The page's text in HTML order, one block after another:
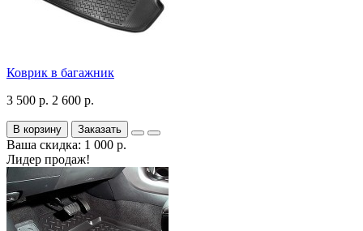
Коврик в багажник
3 500 р. 2 600 р.
В корзину Заказать
Ваша скидка: 1 000 р.
Лидер продаж!